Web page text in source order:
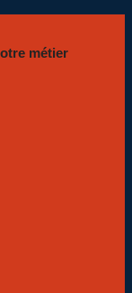
métier